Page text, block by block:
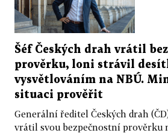
Šéf Českých drah vrátil
prověrku, loni strávil
vysvětlováním na NBÚ.
situaci prověřit
Generální ředitel Českých drah
vrátil svou bezpečnostní prověrku